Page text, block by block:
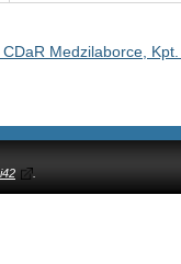
Medzilaborce,